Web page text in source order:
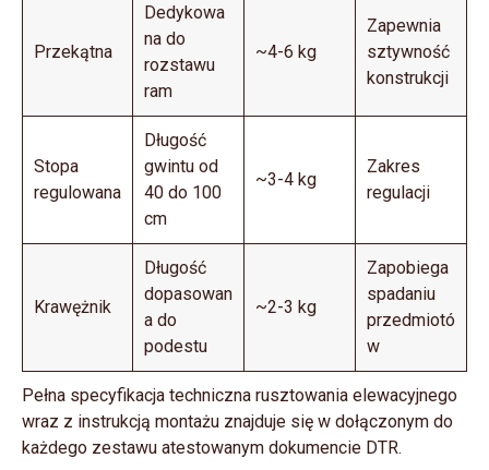
Przekątna
Dedykowa
na do
rozstawu
ram
~4-6 kg
Zapewnia
sztywność
konstrukcji
Stopa
regulowana
Długość
gwintu od
40 do 100
cm
~3-4 kg
Zakres
regulacji
Krawężnik
Długość
dopasowan
a do
podestu
~2-3 kg
Zapobiega
spadaniu
przedmiotó
w
Pełna specyfikacja techniczna rusztowania elewacyjnego
wraz z instrukcją montażu znajduje się w dołączonym do
każdego zestawu atestowanym dokumencie DTR.